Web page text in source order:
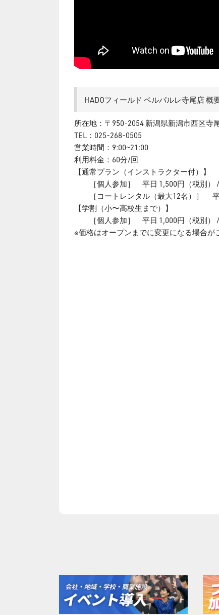
HADOフィールド ベルパルレ寺尾店 概
所在地：〒950-2054 新潟県新潟市西区寺
TEL：025-268-0505
営業時間：9:00~21:00
利用料金：60分/回
【通常プラン（インストラクター付）】
［個人参加］ 平日 1,500円（税別） /
［コートレンタル（最大12名）］ 平
【学割（小〜高校生まで）】
［個人参加］ 平日 1,000円（税別） /
※価格はオープンまでに変更になる場合が